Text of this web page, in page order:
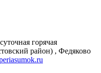
горячая
район) , Федяково